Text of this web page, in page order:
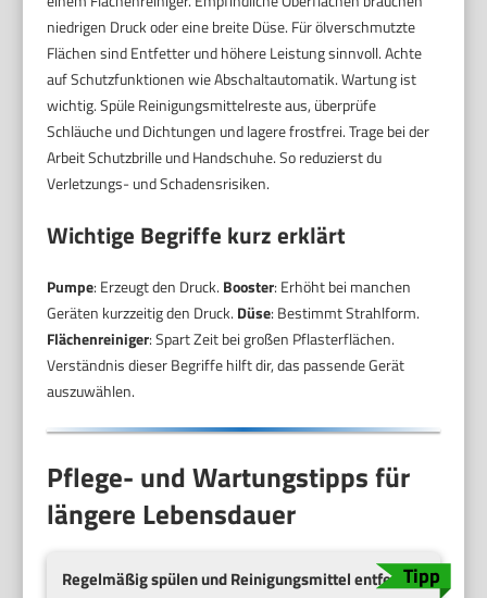
niedrigen Druck oder eine breite Düse. Für ölverschmutzte
Flächen sind Entfetter und höhere Leistung sinnvoll. Achte
auf Schutzfunktionen wie Abschaltautomatik. Wartung ist
wichtig. Spüle Reinigungsmittelreste aus, überprüfe
Schläuche und Dichtungen und lagere frostfrei. Trage bei der
Arbeit Schutzbrille und Handschuhe. So reduzierst du
Verletzungs- und Schadensrisiken.
Wichtige Begriffe kurz erklärt
Pumpe: Erzeugt den Druck. Booster: Erhöht bei manchen
Geräten kurzzeitig den Druck. Düse: Bestimmt Strahlform.
Flächenreiniger: Spart Zeit bei großen Pflasterflächen.
Verständnis dieser Begriffe hilft dir, das passende Gerät
auszuwählen.
Pflege- und Wartungstipps für
längere Lebensdauer
Regelmäßig spülen und Reinigungsmittel entfernen